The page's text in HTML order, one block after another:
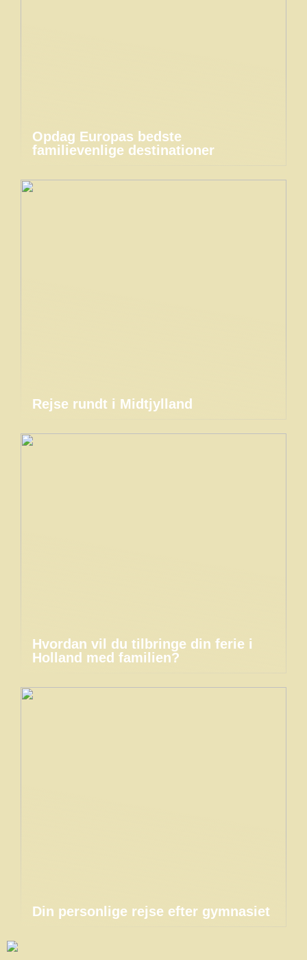
Opdag Europas bedste
familievenlige destinationer
Rejse rundt i Midtjylland
Hvordan vil du tilbringe din ferie i
Holland med familien?
Din personlige rejse efter gymnasiet